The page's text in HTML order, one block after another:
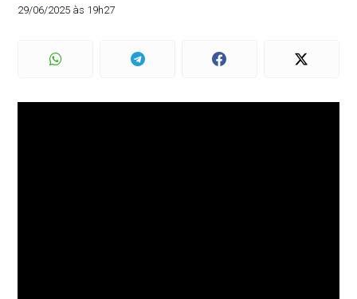
29/06/2025 às 19h27